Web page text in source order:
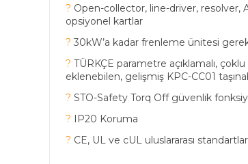
? Open-collector, line-driver, resolver,
opsiyonel kartlar
? 30kW’a kadar frenleme ünitesi
? TÜRKÇE parametre açıklamalı, çoklu
eklenebilen, gelişmiş KPC-CC01
? STO-Safety Torq Off güvenlik
? IP20 Koruma
? CE, UL ve cUL uluslararası